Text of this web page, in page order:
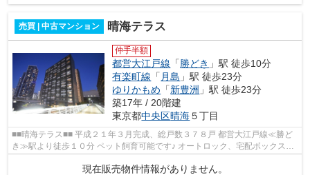
売買 | 中古マンション 晴海テラス
仲手半額
都営大江戸線 「 勝どき 」駅 徒歩10分
有楽町線 「 月島 」駅 徒歩23分
ゆりかもめ 「新豊洲 」駅 徒歩23分
築17年 / 20階建
東京都中央区晴海５丁目
■■晴海テラス■■ 平成２１年３月完成、総戸数３７８戸 都営大江戸線≪勝ど
き≫駅より徒歩１０分 ペット飼育可能です♪ オートロック、宅配ボックス完
備 ２４時間ゴミ出し可能です！！...
現在販売物件情報がありません。